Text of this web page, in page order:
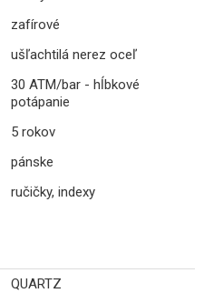
zafírové
ušľachtilá nerez oceľ
30 ATM/bar - hĺbkové
potápanie
5 rokov
pánske
ručičky, indexy
QUARTZ